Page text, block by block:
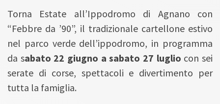
Torna Estate all’Ippodromo di Agnano con
“Febbre da ’90”, il tradizionale cartellone estivo
nel parco verde dell’ippodromo, in programma
da sabato 22 giugno a sabato 27 luglio con sei
serate di corse, spettacoli e divertimento per
tutta la famiglia.